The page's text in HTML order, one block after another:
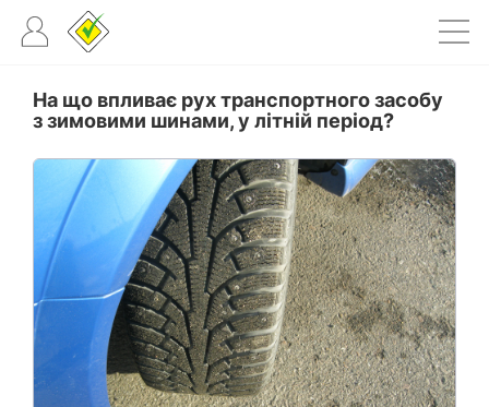
На що впливає рух транспортного засобу
з зимовими шинами, у літній період?